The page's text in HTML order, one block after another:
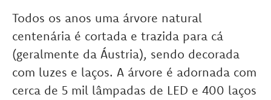
Todos os anos uma árvore natural
centenária é cortada e trazida para cá
(geralmente da Áustria), sendo decorada
com luzes e laços. A árvore é adornada com
cerca de 5 mil lâmpadas de LED e 400 laços